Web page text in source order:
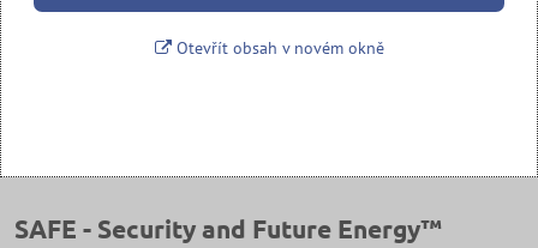
Otevřít obsah v novém okně
SAFE - Security and Future Energy™